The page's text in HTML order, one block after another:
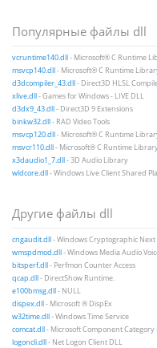
Популярные файлы dll
vcruntime140.dll- Microsoft® C Runtime
msvcp140.dll- Microsoft® C Runtime
d3dcompiler_43.dll- Direct3D HLSL
xlive.dll- Games for Windows - LIVE DLL
d3dx9_43.dll- Direct3D 9 Extensions
binkw32.dll- RAD Video Tools
msvcp120.dll- Microsoft® C Runtime
msvcr110.dll- Microsoft® C Runtime
x3daudio1_7.dll- 3D Audio Library
wldcore.dll- Windows Live Client Shared
Другие файлы dll
cngaudit.dll- Windows Cryptographic
wmspdmod.dll- Windows Media Audio
bitsperf.dll- Perfmon Counter Access
qcap.dll- DirectShow Runtime.
e100bmsg.dll- NULL
dispex.dll- Microsoft ® DispEx
w32time.dll- Windows Time Service
comcat.dll- Microsoft Component
logoncli.dll- Net Logon Client DLL